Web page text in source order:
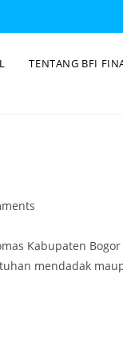
TENTANG BFI
Kabupaten
mendadak